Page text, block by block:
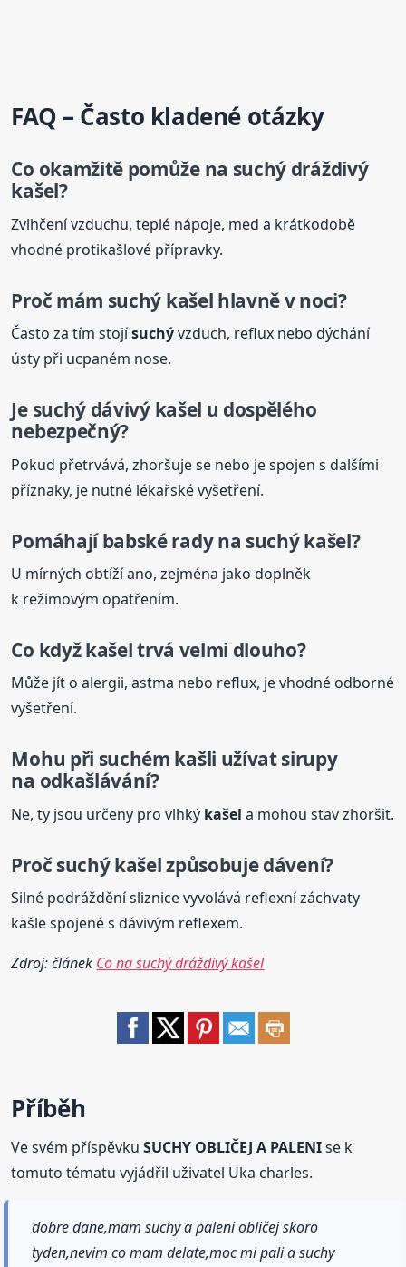
FAQ – Často kladené otázky
Co okamžitě pomůže na suchý dráždivý
kašel?
Zvlhčení vzduchu, teplé nápoje, med a krátkodobě
vhodné protikašlové přípravky.
Proč mám suchý kašel hlavně v noci?
Často za tím stojísuchývzduch, reflux nebo dýchání
ústy při ucpaném nose.
Je suchý dávivý kašel u dospělého
nebezpečný?
Pokud přetrvává, zhoršuje se nebo je spojen s dalšími
příznaky, je nutné lékařské vyšetření.
Pomáhají babské rady na suchýkašel?
U mírných obtíží ano, zejména jako doplněk
k režimovým opatřením.
Co kdyžkašeltrvá velmi dlouho?
Může jít o alergii, astma nebo reflux, je vhodné odborné
vyšetření.
Mohu při suchém kašli užívat sirupy
na odkašlávání?
Ne, ty jsou určeny pro vlhký kašel a mohou stav zhoršit.
Pročsuchý kašelzpůsobuje dávení?
Silné podráždění sliznice vyvolává reflexní záchvaty
kašle spojené s dávivým reflexem.
Zdroj: článek Co na suchý dráždivý kašel
Příběh
Ve svém příspěvkuSUCHY OBLIČEJ A PALENIse k
tomuto tématu vyjádřil uživatel Uka charles.
dobre dane,mam suchy a paleni obličej skoro
tyden,nevim co mam delate,moc mi pali a suchy